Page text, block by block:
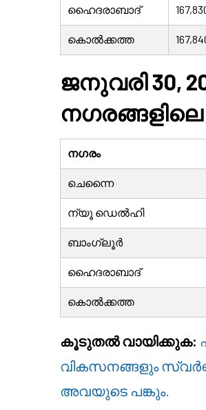
ഹൈദരാബാദ്
കൊൽക്കത്ത
ജനുവരി 30,
നഗരങ്ങളിലെ
നഗരം
ചെന്നൈ
ന്യൂ ഡെൽഹി
ബാംഗ്ലൂർ
ഹൈദരാബാദ്
കൊൽക്കത്ത
കൂടുതൽ വായിക്കുക:
വികസനങ്ങളും
അവയുടെ പങ്കും.